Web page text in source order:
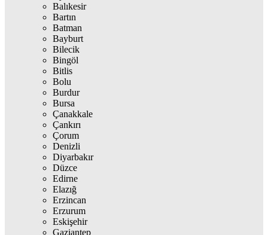
Balıkesir
Bartın
Batman
Bayburt
Bilecik
Bingöl
Bitlis
Bolu
Burdur
Bursa
Çanakkale
Çankırı
Çorum
Denizli
Diyarbakır
Düzce
Edirne
Elazığ
Erzincan
Erzurum
Eskişehir
Gaziantep